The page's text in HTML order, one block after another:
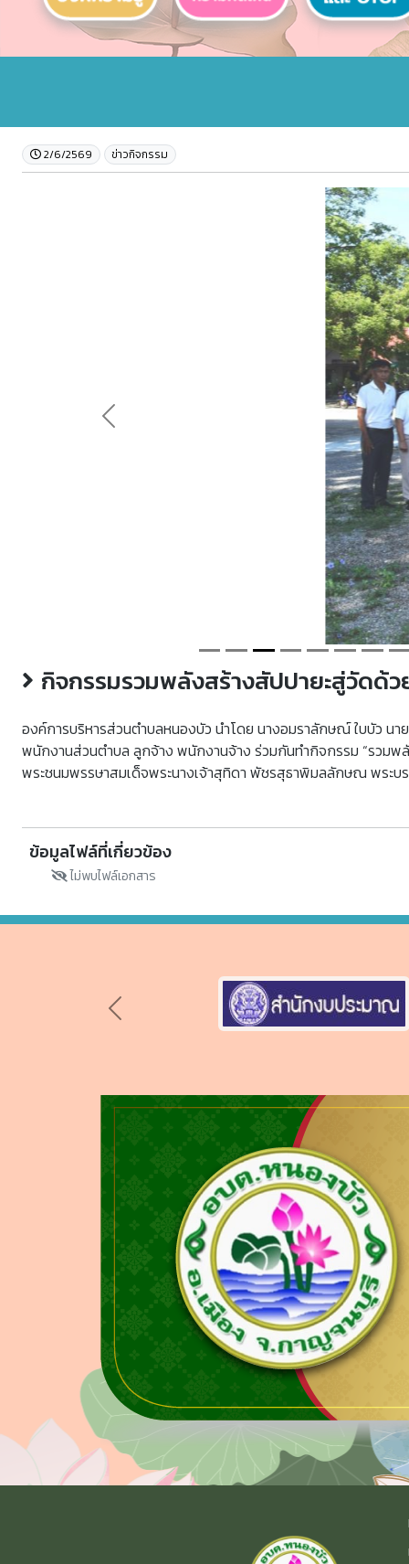
2/6/2569 ข่าวกิจกรรม
Previous
กิจกรรมรวมพลังสร้างสัปปายะสู่วัดด้
องค์การบริหารส่วนตำบลหนองบัว นำโดย นางอมราลักษณ์ ใบบัว
พนักงานส่วนตำบล ลูกจ้าง พนักงานจ้าง ร่วมกันทำกิจกรรม “รวมพ
พระชนมพรรษาสมเด็จพระนางเจ้าสุทิดา พัชรสุธาพิมลลักษณ พระ
ข้อมูลไฟล์ที่เกี่ยวข้อง
ไม่พบไฟล์เอกสาร
Previous